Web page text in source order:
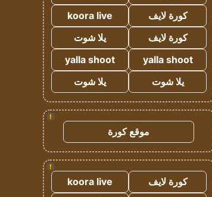
كورة لايف
koora live
كورة لايف
يلا شوت
yalla shoot
yalla shoot
يلا شوت
يلا شوت
!
موقع كورة
!
كورة لايف
koora live